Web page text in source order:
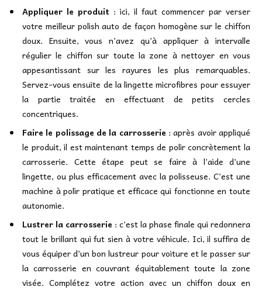
Appliquer le produit : ici, il faut commencer par verser
votre meilleur polish auto de façon homogène sur le chiffon
doux. Ensuite, vous n’avez qu’à appliquer à intervalle
régulier le chiffon sur toute la zone à nettoyer en vous
appesantissant sur les rayures les plus remarquables.
Servez-vous ensuite de la lingette microfibres pour essuyer
la partie traitée en effectuant de petits cercles
concentriques.
Faire le polissage de la carrosserie : après avoir appliqué
le produit, il est maintenant temps de polir concrètement la
carrosserie. Cette étape peut se faire à l’aide d’une
lingette, ou plus efficacement avec la polisseuse. C’est une
machine à polir pratique et efficace qui fonctionne en toute
autonomie.
Lustrer la carrosserie : c’est la phase finale qui redonnera
tout le brillant qui fut sien à votre véhicule. Ici, il suffira de
vous équiper d’un bon lustreur pour voiture et le passer sur
la carrosserie en couvrant équitablement toute la zone
visée. Complétez votre action avec un chiffon doux en